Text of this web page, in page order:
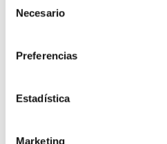
Necesario
Preferencias
Estadística
Marketing